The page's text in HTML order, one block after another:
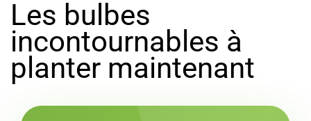
Les bulbes
incontournables à
planter maintenant